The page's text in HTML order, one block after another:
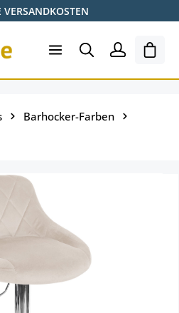
VERSANDKOSTEN
Barhocker-Farben